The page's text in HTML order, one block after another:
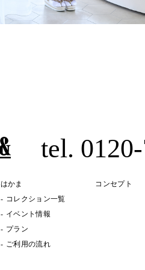
tel.
はかま
コレクション一覧
イベント情報
プラン
ご利用の流れ
コンセプト